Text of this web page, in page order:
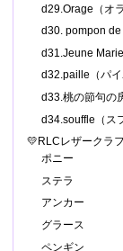
d29.Orage（オ
d30. pompon de
d31.Jeune
d32.paille（パイ
d33.桃の節句の
d34.souffle（ス
💛RLCレザークラ
ポニー
ステラ
アンカー
グラース
ペンギン